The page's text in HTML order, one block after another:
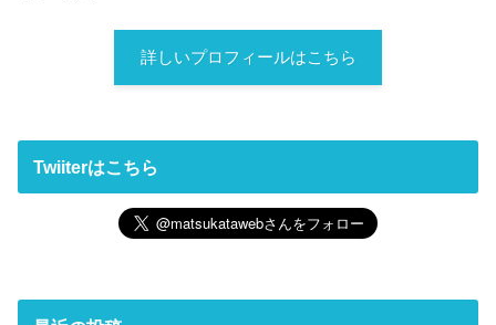
詳しいプロフィールはこちら
Twiiterはこちら